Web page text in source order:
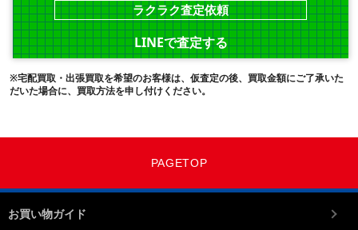
ラクラク査定依頼
LINEで査定する
※宅配買取・出張買取を希望のお客様は、仮査定の後、買取金額にご了承いた
だいた場合に、買取方法を申し付けください。
PAGETOP
お買い物ガイド